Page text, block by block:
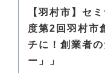
【羽村市】セ
度第2回羽村市
チに！創業者
ー」」